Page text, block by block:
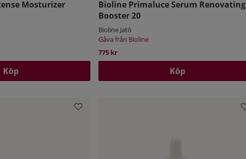
Mosturizer
Köp
Bioline Primaluce Serum Renovating
Booster 20
Bioline Jatò
Gåva från Bioline
775 kr
Köp